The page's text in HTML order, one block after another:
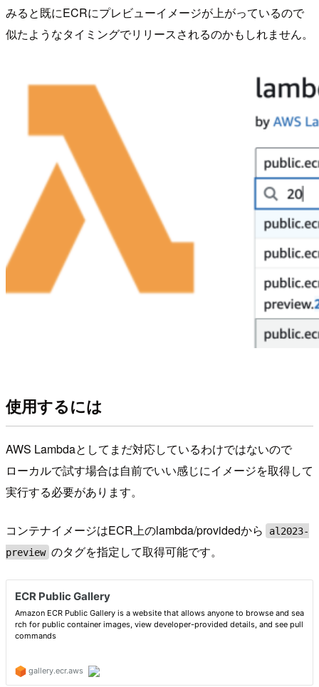
みると既にECRにプレビューイメージが上がっているので
似たようなタイミングでリリースされるのかもしれません。
使用するには
AWS Lambdaとしてまだ対応しているわけではないので
ローカルで試す場合は自前でいい感じにイメージを取得して
実行する必要があります。
コンテナイメージはECR上のlambda/providedから
al2023-
preview のタグを指定して取得可能です。